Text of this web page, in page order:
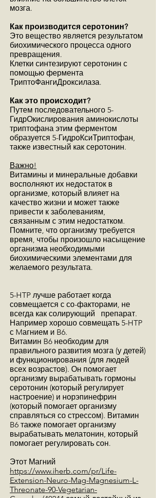
мозга.
Как производится серотонин?
Это вещество является результатом
биохимического процесса одного
превращения.
Клетки синтезируют серотонин с
помощью фермента
ТриптоФангиДроксилаза.
Как это происходит?
Путем последовательного 5-
ГидрОкислирования аминокислоты
триптофана этим ферментом
образуется 5-ГидроКсиТриптофан,
также известный как серотонин.
Важно!
Витамины и минеральные добавки
восполняют их недостаток в
организме, который влияет на
качество жизни и может также
привести к заболеваниям,
связанным с этим недостатком.
Помните, что организму требуется
время, чтобы произошло насыщение
организма необходимыми
биохимическими элементами для
желаемого результата.
5-HTP лучше работает когда
совмещается с со-факторами, не
всегда как солирующий препарат.
Например хорошо совмещать 5-HTP
с Mагнием и B6.
Витамин B6 необходим для
правильного развития мозга (у детей)
и функционирования (для людей
всех возрастов). Он помогает
организму вырабатывать гормоны
серотонин (который регулирует
настроение) и норэпинефрин
(который помогает организму
справляться со стрессом). Витамин
B6 также помогает организму
вырабатывать мелатонин, который
помогает регулировать сон.
Этот Магний
https://www.iherb.com/pr/Life-
Extension-Neuro-Mag-Magnesium-L-
Threonate-90-Vegetarian-